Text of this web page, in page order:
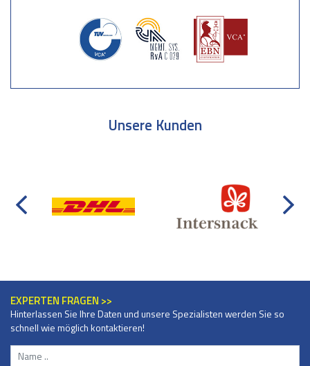
Unsere Kunden
EXPERTEN FRAGEN >>
Hinterlassen Sie Ihre Daten und unsere Spezialisten werden Sie so
schnell wie möglich kontaktieren!